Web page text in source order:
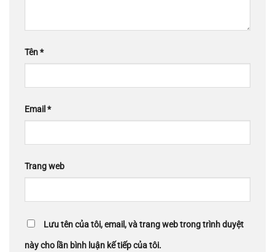
Tên*
Email *
Trang web
Lưu tên của tôi, email, và trang web trong trình duyệt
này cho lần bình luận kế tiếp của tôi.